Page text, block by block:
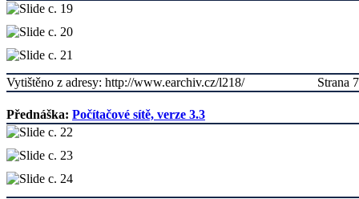
Strana 7
Vytištěno z adresy: http://www.earchiv.cz/l218/
Přednáška: Počítačové sítě, verze 3.3